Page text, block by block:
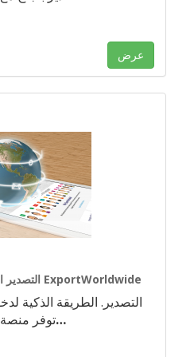
عرض
التصدير الإلكتروني باستخدام منصة ExportWorldwide
توفر منصة…